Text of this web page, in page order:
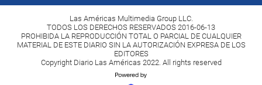
Las Américas Multimedia Group LLC.
TODOS LOS DERECHOS RESERVADOS 2016-06-13
PROHIBIDA LA REPRODUCCIÓN TOTAL O PARCIAL DE CUALQUIER
MATERIAL DE ESTE DIARIO SIN LA AUTORIZACIÓN EXPRESA DE LOS
EDITORES
Copyright Diario Las Américas 2022. All rights reserved